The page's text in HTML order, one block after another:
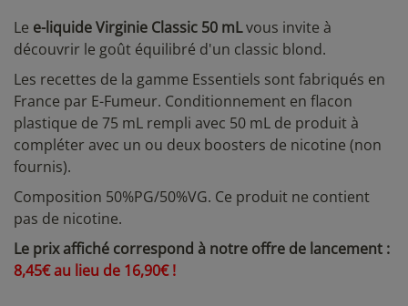
Le e-liquide Virginie Classic 50 mLvous invite à
découvrir le goût équilibré d'un classic blond.
Les recettes de la gamme Essentiels sont fabriqués en
France par E-Fumeur. Conditionnement en flacon
plastique de 75 mL rempli avec 50 mL de produit à
compléter avec un ou deux boosters de nicotine (non
fournis).
Composition 50%PG/50%VG. Ce produit ne contient
pas de nicotine.
Le prix affiché correspond à notre offre de lancement :
8,45€ au lieu de 16,90€ !